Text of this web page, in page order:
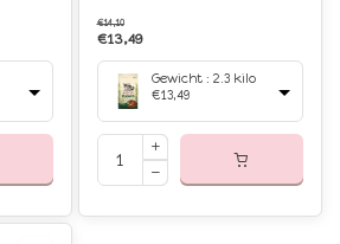
€14,10
€13,49
Gewicht : 2.3 kilo
€13,49